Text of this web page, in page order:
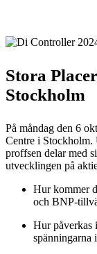
Stora
Stockholm
På måndag den 6
Centre i Stockholm.
proffsen delar med
utvecklingen på
Hur kommer
och BNP-
Hur påverkas
spänningarna